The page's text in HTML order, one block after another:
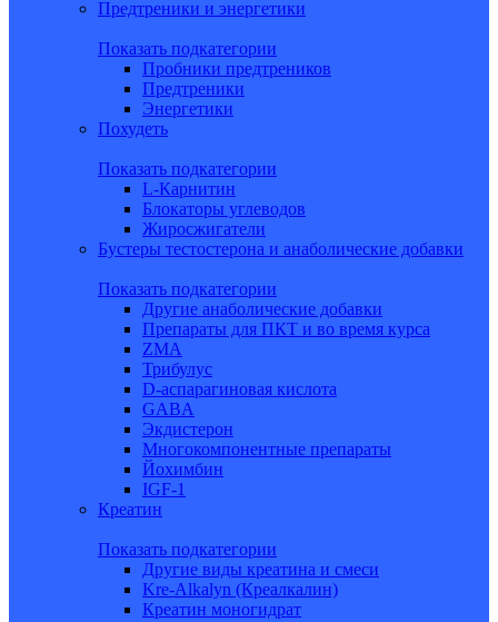
Предтреники и энергетики
Показать подкатегории
Пробники предтреников
Предтреники
Энергетики
Похудеть
Показать подкатегории
L-Карнитин
Блокаторы углеводов
Жиросжигатели
Бустеры тестостерона и анаболические добавки
Показать подкатегории
Другие анаболические добавки
Препараты для ПКТ и во время курса
ZMA
Трибулус
D-аспарагиновая кислота
GABA
Экдистерон
Многокомпонентные препараты
Йохимбин
IGF-1
Креатин
Показать подкатегории
Другие виды креатина и смеси
Kre-Alkalyn (Креалкалин)
Креатин моногидрат